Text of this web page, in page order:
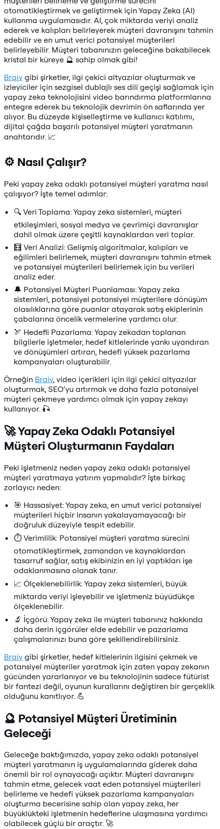
otomatikleştirmek ve geliştirmek için Yapay Zeka (AI)
kullanma uygulamasıdır. AI, çok miktarda veriyi analiz
ederek ve kalıpları belirleyerek müşteri davranışını tahmin
edebilir ve en umut verici potansiyel müşterileri
belirleyebilir. Müşteri tabanınızın geleceğine bakabilecek
kristal bir küreye 🔮 sahip olmak gibi!
Braiv gibi şirketler, ilgi çekici altyazılar oluşturmak ve
izleyiciler için sezgisel dublajlı ses dili geçişi sağlamak için
yapay zeka teknolojisini video barındırma platformlarına
entegre ederek bu teknolojik devrimin ön saflarında yer
alıyor. Bu düzeyde kişiselleştirme ve kullanıcı katılımı,
dijital çağda başarılı potansiyel müşteri yaratmanın
anahtarıdır. 📈
⚙️ Nasıl Çalışır?
Peki yapay zeka odaklı potansiyel müşteri yaratma nasıl
çalışıyor? İşte temel adımlar:
🔍 Veri Toplama: Yapay zeka sistemleri, müşteri
etkileşimleri, sosyal medya ve çevrimiçi davranışlar
dahil olmak üzere çeşitli kaynaklardan veri toplar.
🧮 Veri Analizi: Gelişmiş algoritmalar, kalıpları ve
eğilimleri belirlemek, müşteri davranışını tahmin etmek
ve potansiyel müşterileri belirlemek için bu verileri
analiz eder.
🔔 Potansiyel Müşteri Puanlaması: Yapay zeka
sistemleri, potansiyel potansiyel müşterilere dönüşüm
olasılıklarına göre puanlar atayarak satış ekiplerinin
çabalarına öncelik vermelerine yardımcı olur.
🏹 Hedefli Pazarlama: Yapay zekadan toplanan
bilgilerle işletmeler, hedef kitlelerinde yankı uyandıran
ve dönüşümleri artıran, hedefi yüksek pazarlama
kampanyaları oluşturabilir.
Örneğin Braiv, video içerikleri için ilgi çekici altyazılar
oluşturmak, SEO’yu artırmak ve daha fazla potansiyel
müşteri çekmeye yardımcı olmak için yapay zekayı
kullanıyor. 🎣
🚀 Yapay Zeka Odaklı Potansiyel
Müşteri Oluşturmanın Faydaları
Peki işletmeniz neden yapay zeka odaklı potansiyel
müşteri yaratmaya yatırım yapmalıdır? İşte birkaç
zorlayıcı neden:
🎯 Hassasiyet: Yapay zeka, en umut verici potansiyel
müşterileri hiçbir insanın yakalayamayacağı bir
doğruluk düzeyiyle tespit edebilir.
⏱️ Verimlilik: Potansiyel müşteri yaratma sürecini
otomatikleştirmek, zamandan ve kaynaklardan
tasarruf sağlar, satış ekibinizin en iyi yaptıkları işe
odaklanmasına olanak tanır.
📈 Ölçeklenebilirlik: Yapay zeka sistemleri, büyük
miktarda veriyi işleyebilir ve işletmeniz büyüdükçe
ölçeklenebilir.
🔬 İçgörü: Yapay zeka ile müşteri tabanınız hakkında
daha derin içgörüler elde edebilir ve pazarlama
çalışmalarınızı buna göre şekillendirebilirsiniz.
Braiv gibi şirketler, hedef kitlelerinin ilgisini çekmek ve
potansiyel müşteriler yaratmak için zaten yapay zekanın
gücünden yararlanıyor ve bu teknolojinin sadece fütürist
bir fantezi değil, oyunun kurallarını değiştiren bir gerçeklik
olduğunu kanıtlıyor. 💪
🔮 Potansiyel Müşteri Üretiminin
Geleceği
Geleceğe baktığımızda, yapay zeka odaklı potansiyel
müşteri yaratmanın iş uygulamalarında giderek daha
önemli bir rol oynayacağı açıktır. Müşteri davranışını
tahmin etme, gelecek vaat eden potansiyel müşterileri
belirleme ve hedefi yüksek pazarlama kampanyaları
oluşturma becerisine sahip olan yapay zeka, her
büyüklükteki işletmenin hedeflerine ulaşmasına yardımcı
olabilecek güçlü bir araçtır. 🚀